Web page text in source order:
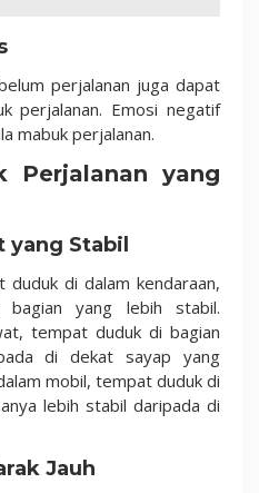
perjalanan juga dapat
perjalanan. Emosi negatif
mabuk perjalanan.
Perjalanan yang
yang Stabil
duduk di dalam kendaraan,
yang lebih stabil.
tempat duduk di bagian
di dekat sayap yang
mobil, tempat duduk di
lebih stabil daripada di
Jauh